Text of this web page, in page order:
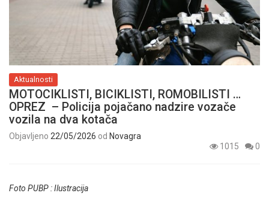
Aktualnosti
MOTOCIKLISTI, BICIKLISTI, ROMOBILISTI …
OPREZ – Policija pojačano nadzire vozače
vozila na dva kotača
Objavljeno 22/05/2026 od Novagra
1015
0
Foto PUBP : Ilustracija